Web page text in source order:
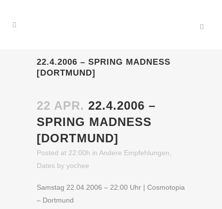
22.4.2006 – SPRING MADNESS
[DORTMUND]
22 APR. 22.4.2006 –
SPRING MADNESS
[DORTMUND]
Posted at 22:00h in Andere Empfehlungen
Dates by yochee
Samstag 22.04.2006 – 22:00 Uhr | Cosmotopia
– Dortmund